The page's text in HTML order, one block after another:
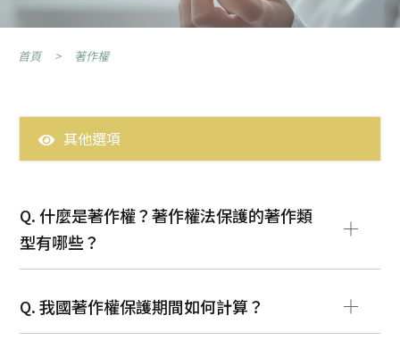
智財專欄
智財Q&A
首頁 著作權
其他選項
專利
商標
著作權
Q. 什麼是著作權？著作權法保護的著作類
型有哪些？
Q. 我國著作權保護期間如何計算？